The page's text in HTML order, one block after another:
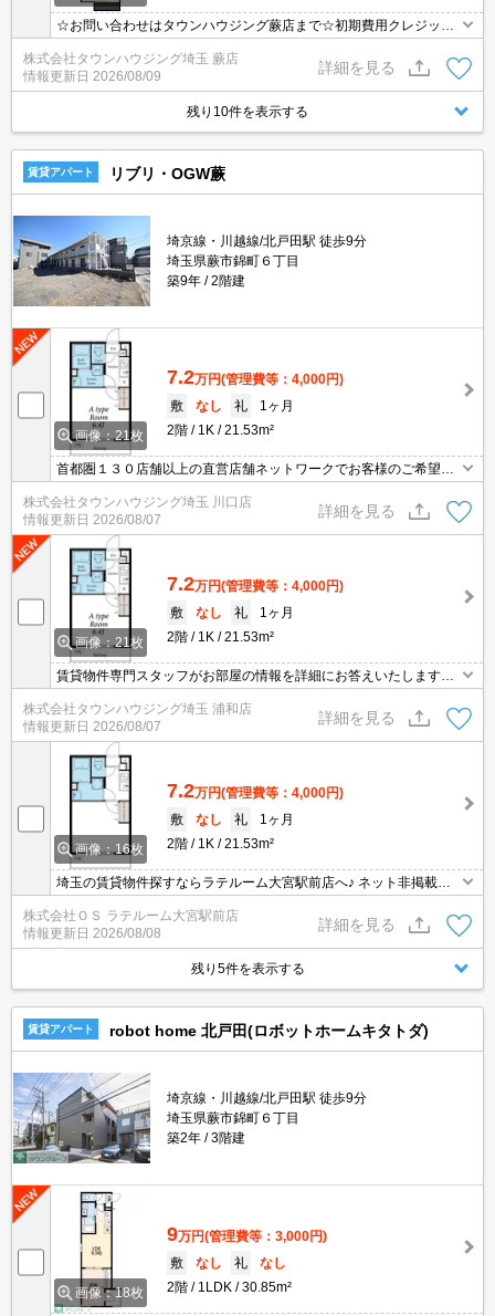
☆お問い合わせはタウンハウジング蕨店まで☆初期費用クレジット
決済相談☆オンラインでの内見・契約もお気軽にご相談ください！
株式会社タウンハウジング埼玉 蕨店
情報更新日 2026/08/09
詳細を見る
残り10件を表示する
賃貸アパート リブリ・OGW蕨
埼京線・川越線/北戸田駅 徒歩9分
埼玉県蕨市錦町６丁目
築9年
2階建
画像：21枚
7.2万円(管理費等：4,000円)
敷
なし 礼
1ヶ月
2階
1K 21.53m²
首都圏１３０店舗以上の直営店舗ネットワークでお客様のご希望に
合ったお部屋をお探しさせて頂きます☆賃貸市場に出ている情報を
まとめてご紹介☆何でもご相談下さい♪
株式会社タウンハウジング埼玉 川口店
情報更新日 2026/08/07
詳細を見る
画像：21枚
7.2万円(管理費等：4,000円)
敷
なし 礼
1ヶ月
2階
1K 21.53m²
賃貸物件専門スタッフがお部屋の情報を詳細にお答えいたします。
お問合わせはタウンハウジング浦和店まで♪
株式会社タウンハウジング埼玉 浦和店
情報更新日 2026/08/07
詳細を見る
画像：16枚
7.2万円(管理費等：4,000円)
敷
なし 礼
1ヶ月
2階
1K 21.53m²
埼玉の賃貸物件探すならラテルーム大宮駅前店へ♪ ネット非掲載物
件多数ございます！ 【入居審査不安な方】【初期安物件】【クレジ
ット決済可】ご相談ください！！ ※仲介手数料無料 『ご来店初めて
のお客様・当物件を契約に限る』
株式会社ＯＳ ラテルーム大宮駅前店
情報更新日 2026/08/08
詳細を見る
残り5件を表示する
賃貸アパート robot home 北戸田(ロボットホームキタトダ)
埼京線・川越線/北戸田駅 徒歩9分
埼玉県蕨市錦町６丁目
築2年
3階建
画像：18枚
9万円(管理費等：3,000円)
敷
なし 礼
なし
2階
1LDK 30.85m²